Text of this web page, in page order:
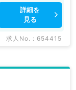
詳細を
見る
求人No. : 654415